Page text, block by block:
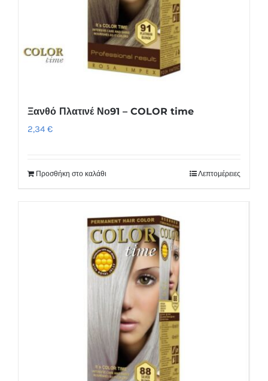
Ξανθό Πλατινέ Νο91 – COLOR time
2,34 €
Προσθήκη στο καλάθι Λεπτομέρειες